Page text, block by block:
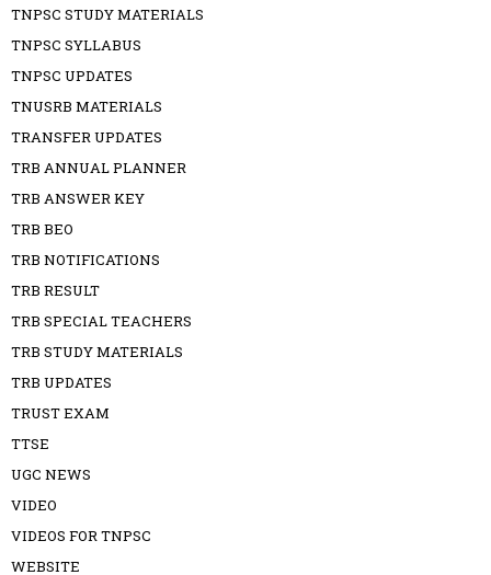
TNPSC STUDY MATERIALS
TNPSC SYLLABUS
TNPSC UPDATES
TNUSRB MATERIALS
TRANSFER UPDATES
TRB ANNUAL PLANNER
TRB ANSWER KEY
TRB BEO
TRB NOTIFICATIONS
TRB RESULT
TRB SPECIAL TEACHERS
TRB STUDY MATERIALS
TRB UPDATES
TRUST EXAM
TTSE
UGC NEWS
VIDEO
VIDEOS FOR TNPSC
WEBSITE